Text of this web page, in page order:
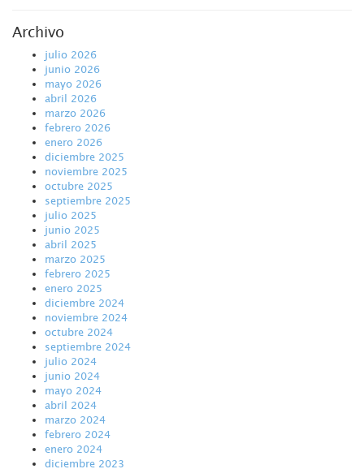
Archivo
julio 2026
junio 2026
mayo 2026
abril 2026
marzo 2026
febrero 2026
enero 2026
diciembre 2025
noviembre 2025
octubre 2025
septiembre 2025
julio 2025
junio 2025
abril 2025
marzo 2025
febrero 2025
enero 2025
diciembre 2024
noviembre 2024
octubre 2024
septiembre 2024
julio 2024
junio 2024
mayo 2024
abril 2024
marzo 2024
febrero 2024
enero 2024
diciembre 2023